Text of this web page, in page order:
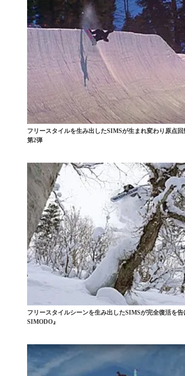
フリースタイルを生み出したSIMSが生まれ変わり原点
第2弾
フリースタイルシーンを生み出したSIMSが完全復活を
SIMODO』